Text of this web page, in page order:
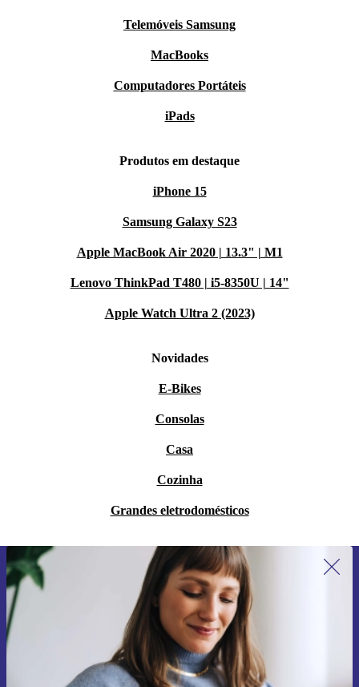
Telemóveis Samsung
MacBooks
Computadores Portáteis
iPads
Produtos em destaque
iPhone 15
Samsung Galaxy S23
Apple MacBook Air 2020 | 13.3" | M1
Lenovo ThinkPad T480 | i5-8350U | 14"
Apple Watch Ultra 2 (2023)
Novidades
E-Bikes
Consolas
Casa
Cozinha
Grandes eletrodomésticos
Subscreve a nossa newsletter pela
primeira vez e poupa 15€!
Não percas mais nenhuma oferta.